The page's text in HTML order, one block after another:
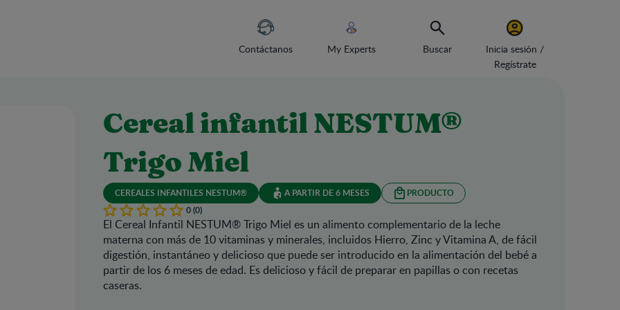
Contáctanos My Experts Buscar
Inicia sesión /
Regístrate
Cereal infantil NESTUM®
Trigo Miel
CEREALES INFANTILES NESTUM® A PARTIR DE 6 MESES
PRODUCTO
0 (0)
El Cereal Infantil NESTUM® Trigo Miel es un alimento complementario de la leche
materna con más de 10 vitaminas y minerales, incluidos Hierro, Zinc y Vitamina A, de fácil
digestión, instantáneo y delicioso que puede ser introducido en la alimentación del bebé a
partir de los 6 meses de edad. Es delicioso y fácil de preparar en papillas o con recetas
caseras.